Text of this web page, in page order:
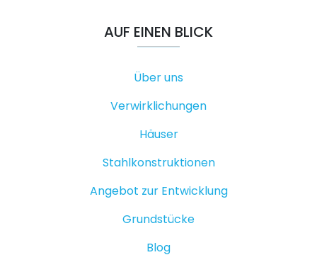
AUF EINEN BLICK
Über uns
Verwirklichungen
Häuser
Stahlkonstruktionen
Angebot zur Entwicklung
Grundstücke
Blog